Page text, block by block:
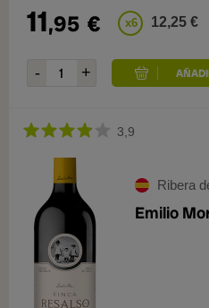
11,95 € x6 12,25 €
3,9
Ribera
Emilio